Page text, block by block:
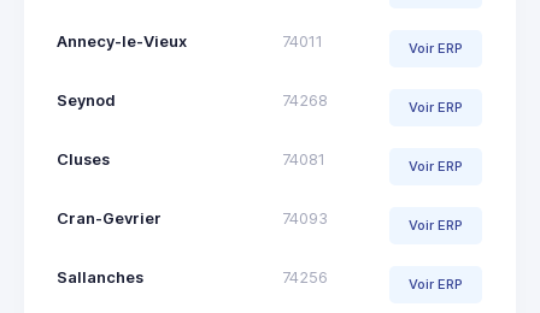
Annecy-le-Vieux 74011 Voir ERP
Seynod 74268 Voir ERP
Cluses 74081 Voir ERP
Cran-Gevrier 74093 Voir ERP
Sallanches 74256 Voir ERP